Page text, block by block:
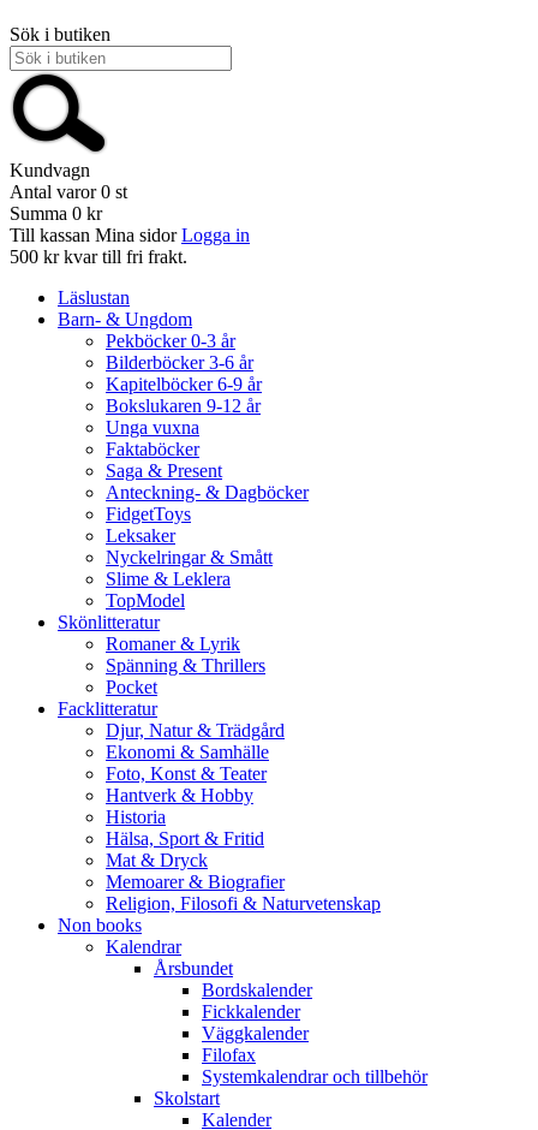
Sök i butiken
Kundvagn
Antal varor 0 st
Summa 0 kr
Till kassan Mina sidor Logga in
500 kr kvar till fri frakt.
Läslustan
Barn- & Ungdom
Pekböcker 0-3 år
Bilderböcker 3-6 år
Kapitelböcker 6-9 år
Bokslukaren 9-12 år
Unga vuxna
Faktaböcker
Saga & Present
Anteckning- & Dagböcker
FidgetToys
Leksaker
Nyckelringar & Smått
Slime & Leklera
TopModel
Skönlitteratur
Romaner & Lyrik
Spänning & Thrillers
Pocket
Facklitteratur
Djur, Natur & Trädgård
Ekonomi & Samhälle
Foto, Konst & Teater
Hantverk & Hobby
Historia
Hälsa, Sport & Fritid
Mat & Dryck
Memoarer & Biografier
Religion, Filosofi & Naturvetenskap
Non books
Kalendrar
Årsbundet
Bordskalender
Fickkalender
Väggkalender
Filofax
Systemkalendrar och tillbehör
Skolstart
Kalender